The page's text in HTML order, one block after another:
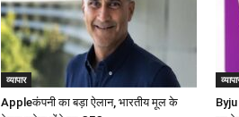
व्यापार
Appleकंपनी का बड़ा ऐलान, भारतीय मूल के
Byju